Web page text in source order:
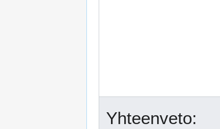
Yhteenveto: